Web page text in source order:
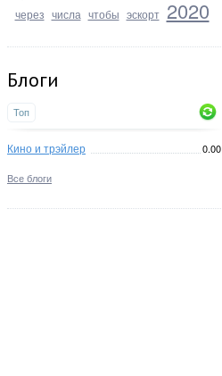
через числа чтобы эскорт 2020
Блоги
Топ
Кино и трэйлер 0.00
Все блоги